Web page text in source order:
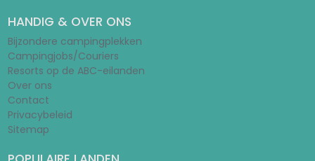
HANDIG & OVER ONS
Bijzondere campingplekken
Campingjobs/Couriers
Resorts op de ABC-eilanden
Over ons
Contact
Privacybeleid
Sitemap